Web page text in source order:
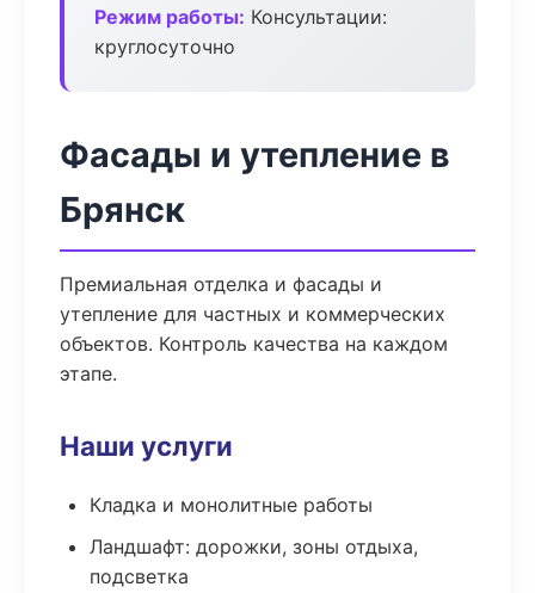
Режим работы: Консультации:
круглосуточно
Фасады и утепление в
Брянск
Премиальная отделка и фасады и
утепление для частных и коммерческих
объектов. Контроль качества на каждом
этапе.
Наши услуги
Кладка и монолитные работы
Ландшафт: дорожки, зоны отдыха,
подсветка